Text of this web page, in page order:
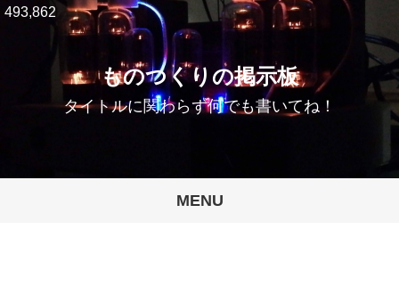
ものつくりの掲示板
タイトルに関わらず何でも書いてね！
MENU
493,862